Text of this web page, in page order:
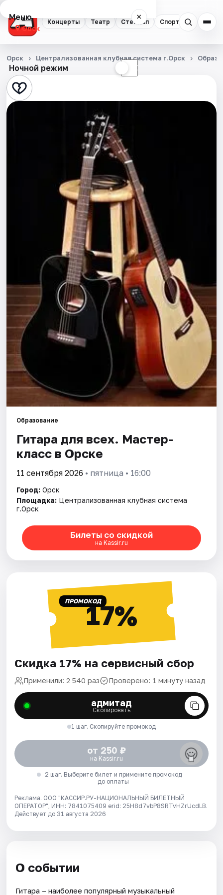
Концерты Театр Стендап Спорт
Меню ×
Орск
Концерты
Театр
Стендап
Ночной режим ☾
Орск Централизованная клубная система г.Орск
Образование
Гитара для всех. Мастер-
класс в Орске
11 сентября 2026 • пятница • 16:00
Город: Орск
Площадка: Централизованная клубная система
г.Орск
Билеты со скидкой
на Kassir.ru
ПРОМОКОД17%
Скидка 17% на сервисный сбор
Применили: 2 540 раз Проверено: 1 минуту назад
адмитад
Скопировать
1 шаг. Скопируйте промокод
от 250 ₽
на Kassir.ru
2 шаг. Выберите билет и примените промокод
до оплаты
Реклама. ООО "КАССИР.РУ-НАЦИОНАЛЬНЫЙ БИЛЕТНЫЙ
ОПЕРАТОР", ИНН: 7841075409 erid: 25H8d7vbP8SRTvHZrUcdLB.
Действует до 31 августа 2026
О событии
Гитара – наиболее популярный музыкальный